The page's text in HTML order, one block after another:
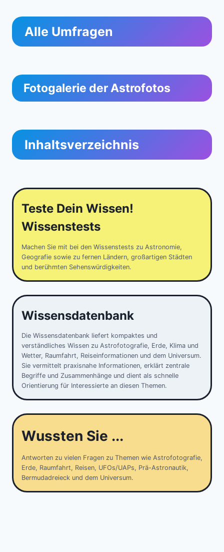
Alle Umfragen
Fotogalerie der Astrofotos
Inhaltsverzeichnis
Teste Dein Wissen!
Wissenstests
Machen Sie mit bei den Wissenstests zu Astronomie,
Geografie sowie zu fernen Ländern, großartigen Städten
und berühmten Sehenswürdigkeiten.
Wissensdatenbank
Die Wissensdatenbank liefert kompaktes und
verständliches Wissen zu Astrofotografie, Erde, Klima und
Wetter, Raumfahrt, Reiseinformationen und dem Universum.
Sie vermittelt praxisnahe Informationen, erklärt zentrale
Begriffe und Zusammenhänge und dient als schnelle
Orientierung für Interessierte an diesen Themen.
Wussten Sie ...
Antworten zu vielen Fragen zu Themen wie Astrofotografie,
Erde, Raumfahrt, Reisen, UFOs/UAPs, Prä-Astronautik,
Bermudadreieck und dem Universum.